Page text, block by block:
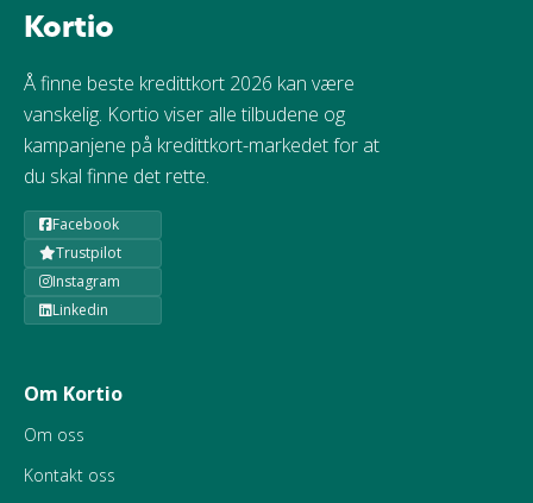
Kortio
Å finne beste kredittkort 2026 kan være
vanskelig. Kortio viser alle tilbudene og
kampanjene på kredittkort-markedet for at
du skal finne det rette.
Facebook
Trustpilot
Instagram
Linkedin
Om Kortio
Om oss
Kontakt oss